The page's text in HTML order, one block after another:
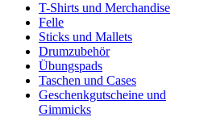
T-Shirts und Merchandise
Felle
Sticks und Mallets
Drumzubehör
Übungspads
Taschen und Cases
Geschenkgutscheine und
Gimmicks